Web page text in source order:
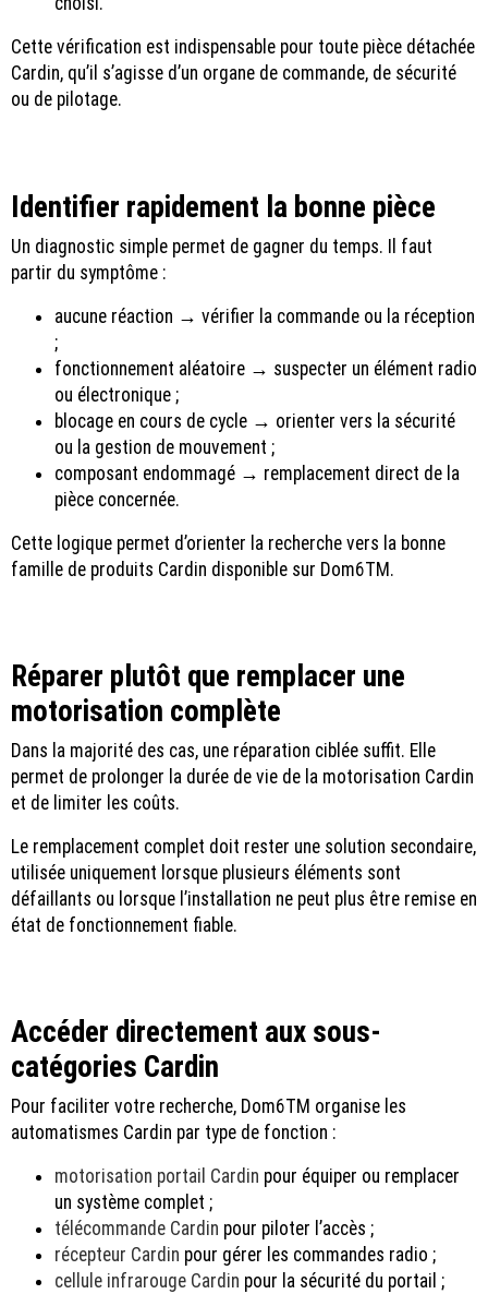
Cette vérification est indispensable pour toute pièce détachée
Cardin, qu’il s’agisse d’un organe de commande, de sécurité
ou de pilotage.
Identifier rapidement la bonne pièce
Un diagnostic simple permet de gagner du temps. Il faut
partir du symptôme :
aucune réaction → vérifier la commande ou la réception
;
fonctionnement aléatoire → suspecter un élément radio
ou électronique ;
blocage en cours de cycle → orienter vers la sécurité
ou la gestion de mouvement ;
composant endommagé → remplacement direct de la
pièce concernée.
Cette logique permet d’orienter la recherche vers la bonne
famille de produits Cardin disponible sur Dom6TM.
Réparer plutôt que remplacer une
motorisation complète
Dans la majorité des cas, une réparation ciblée suffit. Elle
permet de prolonger la durée de vie de la motorisation Cardin
et de limiter les coûts.
Le remplacement complet doit rester une solution secondaire,
utilisée uniquement lorsque plusieurs éléments sont
défaillants ou lorsque l’installation ne peut plus être remise en
état de fonctionnement fiable.
Accéder directement aux sous-
catégories Cardin
Pour faciliter votre recherche, Dom6TM organise les
automatismes Cardin par type de fonction :
motorisation portail Cardin pour équiper ou remplacer
un système complet ;
télécommande Cardin pour piloter l’accès ;
récepteur Cardin pour gérer les commandes radio ;
cellule infrarouge Cardin pour la sécurité du portail ;